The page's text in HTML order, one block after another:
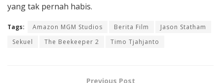
yang tak pernah habis.
Tags: Amazon MGM Studios Berita Film
Jason Statham
Sekuel
The Beekeeper 2 Timo Tjahjanto
Previous Post